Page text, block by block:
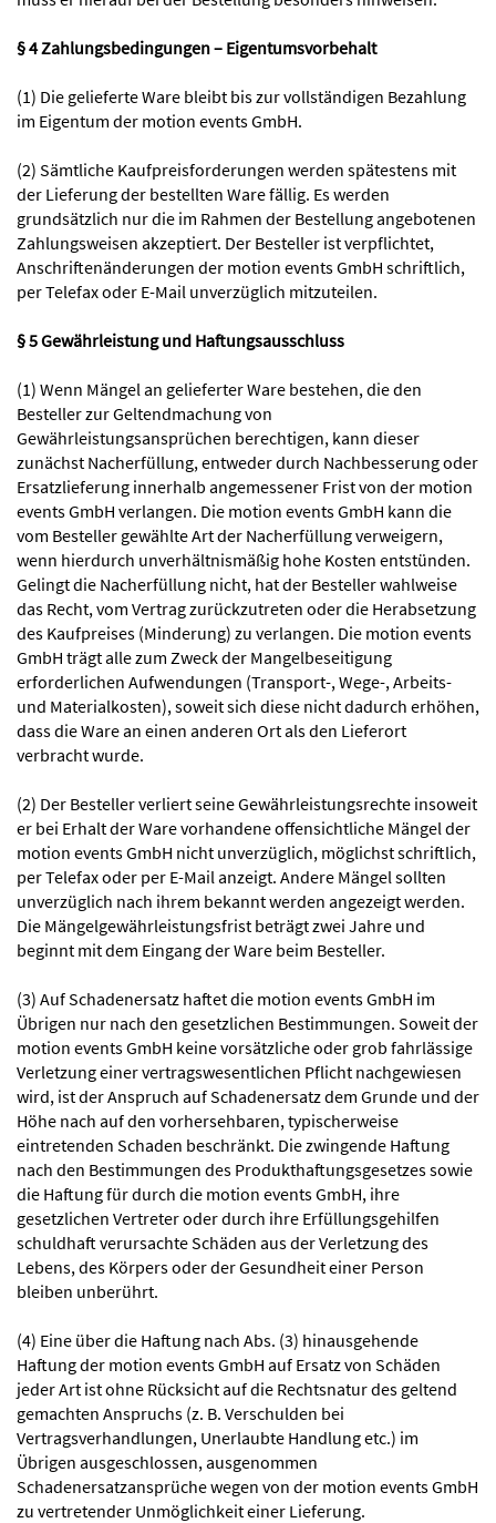
§ 4 Zahlungsbedingungen – Eigentumsvorbehalt
(1) Die gelieferte Ware bleibt bis zur vollständigen Bezahlung
im Eigentum der motion events GmbH.
(2) Sämtliche Kaufpreisforderungen werden spätestens mit
der Lieferung der bestellten Ware fällig. Es werden
grundsätzlich nur die im Rahmen der Bestellung angebotenen
Zahlungsweisen akzeptiert. Der Besteller ist verpflichtet,
Anschriftenänderungen der motion events GmbH schriftlich,
per Telefax oder E-Mail unverzüglich mitzuteilen.
§ 5 Gewährleistung und Haftungsausschluss
(1) Wenn Mängel an gelieferter Ware bestehen, die den
Besteller zur Geltendmachung von
Gewährleistungsansprüchen berechtigen, kann dieser
zunächst Nacherfüllung, entweder durch Nachbesserung oder
Ersatzlieferung innerhalb angemessener Frist von der motion
events GmbH verlangen. Die motion events GmbH kann die
vom Besteller gewählte Art der Nacherfüllung verweigern,
wenn hierdurch unverhältnismäßig hohe Kosten entstünden.
Gelingt die Nacherfüllung nicht, hat der Besteller wahlweise
das Recht, vom Vertrag zurückzutreten oder die Herabsetzung
des Kaufpreises (Minderung) zu verlangen. Die motion events
GmbH trägt alle zum Zweck der Mangelbeseitigung
erforderlichen Aufwendungen (Transport-, Wege-, Arbeits-
und Materialkosten), soweit sich diese nicht dadurch erhöhen,
dass die Ware an einen anderen Ort als den Lieferort
verbracht wurde.
(2) Der Besteller verliert seine Gewährleistungsrechte insoweit
er bei Erhalt der Ware vorhandene offensichtliche Mängel der
motion events GmbH nicht unverzüglich, möglichst schriftlich,
per Telefax oder per E-Mail anzeigt. Andere Mängel sollten
unverzüglich nach ihrem bekannt werden angezeigt werden.
Die Mängelgewährleistungsfrist beträgt zwei Jahre und
beginnt mit dem Eingang der Ware beim Besteller.
(3) Auf Schadenersatz haftet die motion events GmbH im
Übrigen nur nach den gesetzlichen Bestimmungen. Soweit der
motion events GmbH keine vorsätzliche oder grob fahrlässige
Verletzung einer vertragswesentlichen Pflicht nachgewiesen
wird, ist der Anspruch auf Schadenersatz dem Grunde und der
Höhe nach auf den vorhersehbaren, typischerweise
eintretenden Schaden beschränkt. Die zwingende Haftung
nach den Bestimmungen des Produkthaftungsgesetzes sowie
die Haftung für durch die motion events GmbH, ihre
gesetzlichen Vertreter oder durch ihre Erfüllungsgehilfen
schuldhaft verursachte Schäden aus der Verletzung des
Lebens, des Körpers oder der Gesundheit einer Person
bleiben unberührt.
(4) Eine über die Haftung nach Abs. (3) hinausgehende
Haftung der motion events GmbH auf Ersatz von Schäden
jeder Art ist ohne Rücksicht auf die Rechtsnatur des geltend
gemachten Anspruchs (z. B. Verschulden bei
Vertragsverhandlungen, Unerlaubte Handlung etc.) im
Übrigen ausgeschlossen, ausgenommen
Schadenersatzansprüche wegen von der motion events GmbH
zu vertretender Unmöglichkeit einer Lieferung.